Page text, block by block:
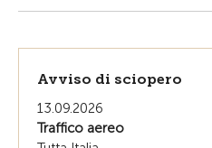
Avviso di sciopero
13.09.2026
Traffico aereo